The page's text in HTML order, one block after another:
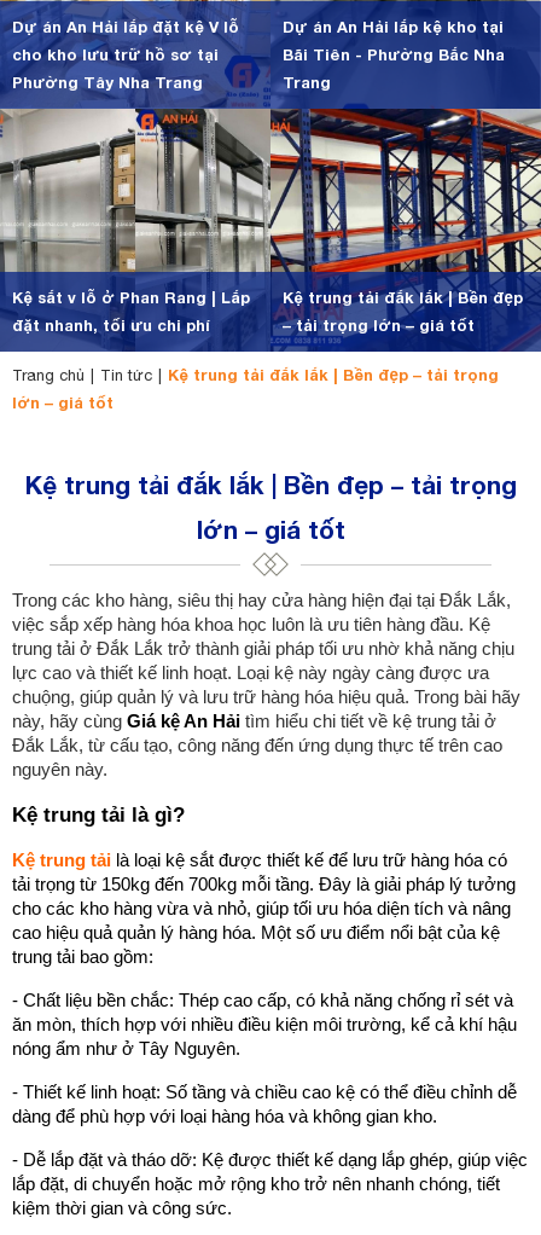
Dự án An Hải lắp đặt kệ V lỗ
cho kho lưu trữ hồ sơ tại
Phường Tây Nha Trang
Dự án An Hải lắp kệ kho tại
Bãi Tiên - Phường Bắc Nha
Trang
Kệ sắt v lỗ ở Phan Rang | Lắp
đặt nhanh, tối ưu chi phí
Kệ trung tải đắk lắk | Bền đẹp
– tải trọng lớn – giá tốt
Trang chủ Tin tức
Kệ trung tải đắk lắk | Bền đẹp – tải trọng
lớn – giá tốt
Kệ trung tải đắk lắk | Bền đẹp – tải trọng
lớn – giá tốt
Trong các kho hàng, siêu thị hay cửa hàng hiện đại tại Đắk Lắk,
việc sắp xếp hàng hóa khoa học luôn là ưu tiên hàng đầu. Kệ
trung tải ở Đắk Lắk trở thành giải pháp tối ưu nhờ khả năng chịu
lực cao và thiết kế linh hoạt. Loại kệ này ngày càng được ưa
chuộng, giúp quản lý và lưu trữ hàng hóa hiệu quả. Trong bài hãy
này, hãy cùng Giá kệ An Hải tìm hiểu chi tiết về kệ trung tải ở
Đắk Lắk, từ cấu tạo, công năng đến ứng dụng thực tế trên cao
nguyên này.
Kệ trung tải là gì?
Kệ trung tải là loại kệ sắt được thiết kế để lưu trữ hàng hóa có
tải trọng từ 150kg đến 700kg mỗi tầng. Đây là giải pháp lý tưởng
cho các kho hàng vừa và nhỏ, giúp tối ưu hóa diện tích và nâng
cao hiệu quả quản lý hàng hóa. Một số ưu điểm nổi bật của kệ
trung tải bao gồm:
- Chất liệu bền chắc: Thép cao cấp, có khả năng chống rỉ sét và
ăn mòn, thích hợp với nhiều điều kiện môi trường, kể cả khí hậu
nóng ẩm như ở Tây Nguyên.
- Thiết kế linh hoạt: Số tầng và chiều cao kệ có thể điều chỉnh dễ
dàng để phù hợp với loại hàng hóa và không gian kho.
- Dễ lắp đặt và tháo dỡ: Kệ được thiết kế dạng lắp ghép, giúp việc
lắp đặt, di chuyển hoặc mở rộng kho trở nên nhanh chóng, tiết
kiệm thời gian và công sức.